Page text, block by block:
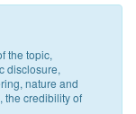
the topic,
disclosure,
nature and
the credibility of